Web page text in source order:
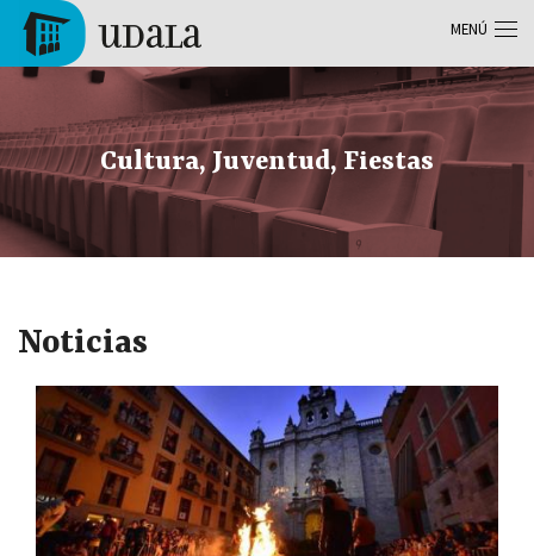
Pasar al contenido principal
Tolosa
Cultura, Juventud, Fiestas
Noticias
MENÚ